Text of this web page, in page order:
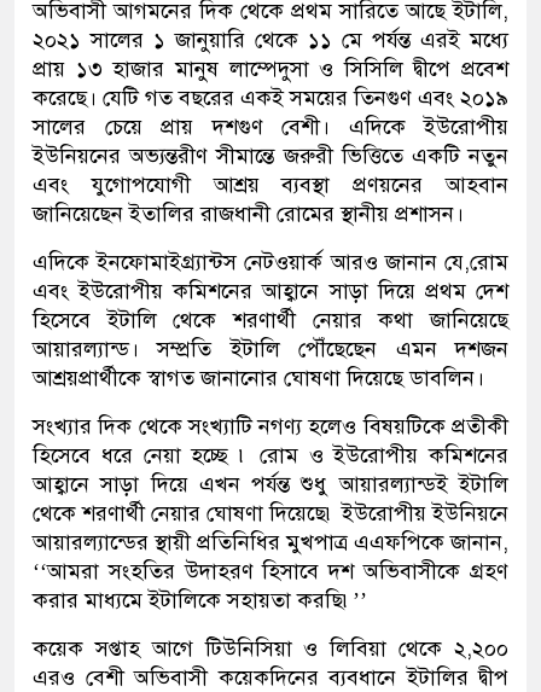
অভিবাসী আগমনের দিক থেকে প্রথম সারিতে আছে ইটালি,
২০২১ সালের ১ জানুয়ারি থেকে ১১ মে পর্যন্ত এরই মধ্যে
প্রায় ১৩ হাজার মানুষ লাম্পেদুসা ও সিসিলি দ্বীপে প্রবেশ
করেছে। যেটি গত বছরের একই সময়ের তিনগুণ এবং ২০১৯
সালের চেয়ে প্রায় দশগুণ বেশী। এদিকে ইউরোপীয়
ইউনিয়নের অভ্যন্তরীণ সীমান্তে জরুরী ভিত্তিতে একটি নতুন
এবং যুগোপযোগী আশ্রয় ব্যবস্থা প্রণয়নের আহবান
জানিয়েছেন ইতালির রাজধানী রোমের স্থানীয় প্রশাসন।
এদিকে ইনফোমাইগ্র্যান্টস নেটওয়ার্ক আরও জানান যে,রোম
এবং ইউরোপীয় কমিশনের আহ্বানে সাড়া দিয়ে প্রথম দেশ
হিসেবে ইটালি থেকে শরণার্থী নেয়ার কথা জানিয়েছে
আয়ারল্যান্ড। সম্প্রতি ইটালি পৌঁছেছেন এমন দশজন
আশ্রয়প্রার্থীকে স্বাগত জানানোর ঘোষণা দিয়েছে ডাবলিন।
সংখ্যার দিক থেকে সংখ্যাটি নগণ্য হলেও বিষয়টিকে প্রতীকী
হিসেবে ধরে নেয়া হচ্ছে ৷ রোম ও ইউরোপীয় কমিশনের
আহ্বানে সাড়া দিয়ে এখন পর্যন্ত শুধু আয়ারল্যান্ডই ইটালি
থেকে শরণার্থী নেয়ার ঘোষণা দিয়েছে৷ ইউরোপীয় ইউনিয়নে
আয়ারল্যান্ডের স্থায়ী প্রতিনিধির মুখপাত্র এএফপিকে জানান,
‘‘আমরা সংহতির উদাহরণ হিসাবে দশ অভিবাসীকে গ্রহণ
করার মাধ্যমে ইটালিকে সহায়তা করছি৷’’
কয়েক সপ্তাহ আগে টিউনিসিয়া ও লিবিয়া থেকে ২,২০০
এরও বেশী অভিবাসী কয়েকদিনের ব্যবধানে ইটালির দ্বীপ